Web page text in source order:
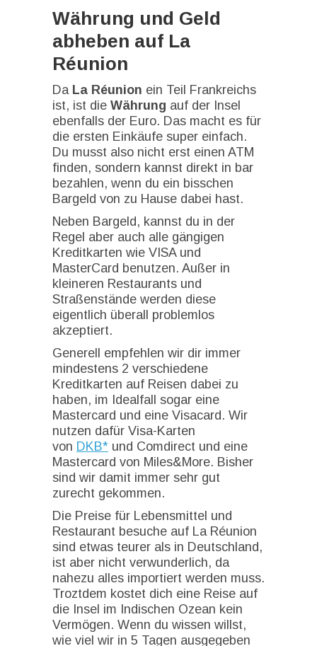
Währung und Geld
abheben auf La
Réunion
Da La Réunion ein Teil Frankreichs
ist, ist die Währung auf der Insel
ebenfalls der Euro. Das macht es für
die ersten Einkäufe super einfach.
Du musst also nicht erst einen ATM
finden, sondern kannst direkt in bar
bezahlen, wenn du ein bisschen
Bargeld von zu Hause dabei hast.
Neben Bargeld, kannst du in der
Regel aber auch alle gängigen
Kreditkarten wie VISA und
MasterCard benutzen. Außer in
kleineren Restaurants und
Straßenstände werden diese
eigentlich überall problemlos
akzeptiert.
Generell empfehlen wir dir immer
mindestens 2 verschiedene
Kreditkarten auf Reisen dabei zu
haben, im Idealfall sogar eine
Mastercard und eine Visacard. Wir
nutzen dafür Visa-Karten
von DKB* und Comdirect und eine
Mastercard von Miles&More. Bisher
sind wir damit immer sehr gut
zurecht gekommen.
Die Preise für Lebensmittel und
Restaurant besuche auf La Réunion
sind etwas teurer als in Deutschland,
ist aber nicht verwunderlich, da
nahezu alles importiert werden muss.
Troztdem kostet dich eine Reise auf
die Insel im Indischen Ozean kein
Vermögen. Wenn du wissen willst,
wie viel wir in 5 Tagen ausgegeben